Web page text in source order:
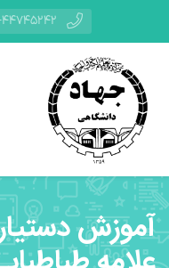
44745242
آموزش